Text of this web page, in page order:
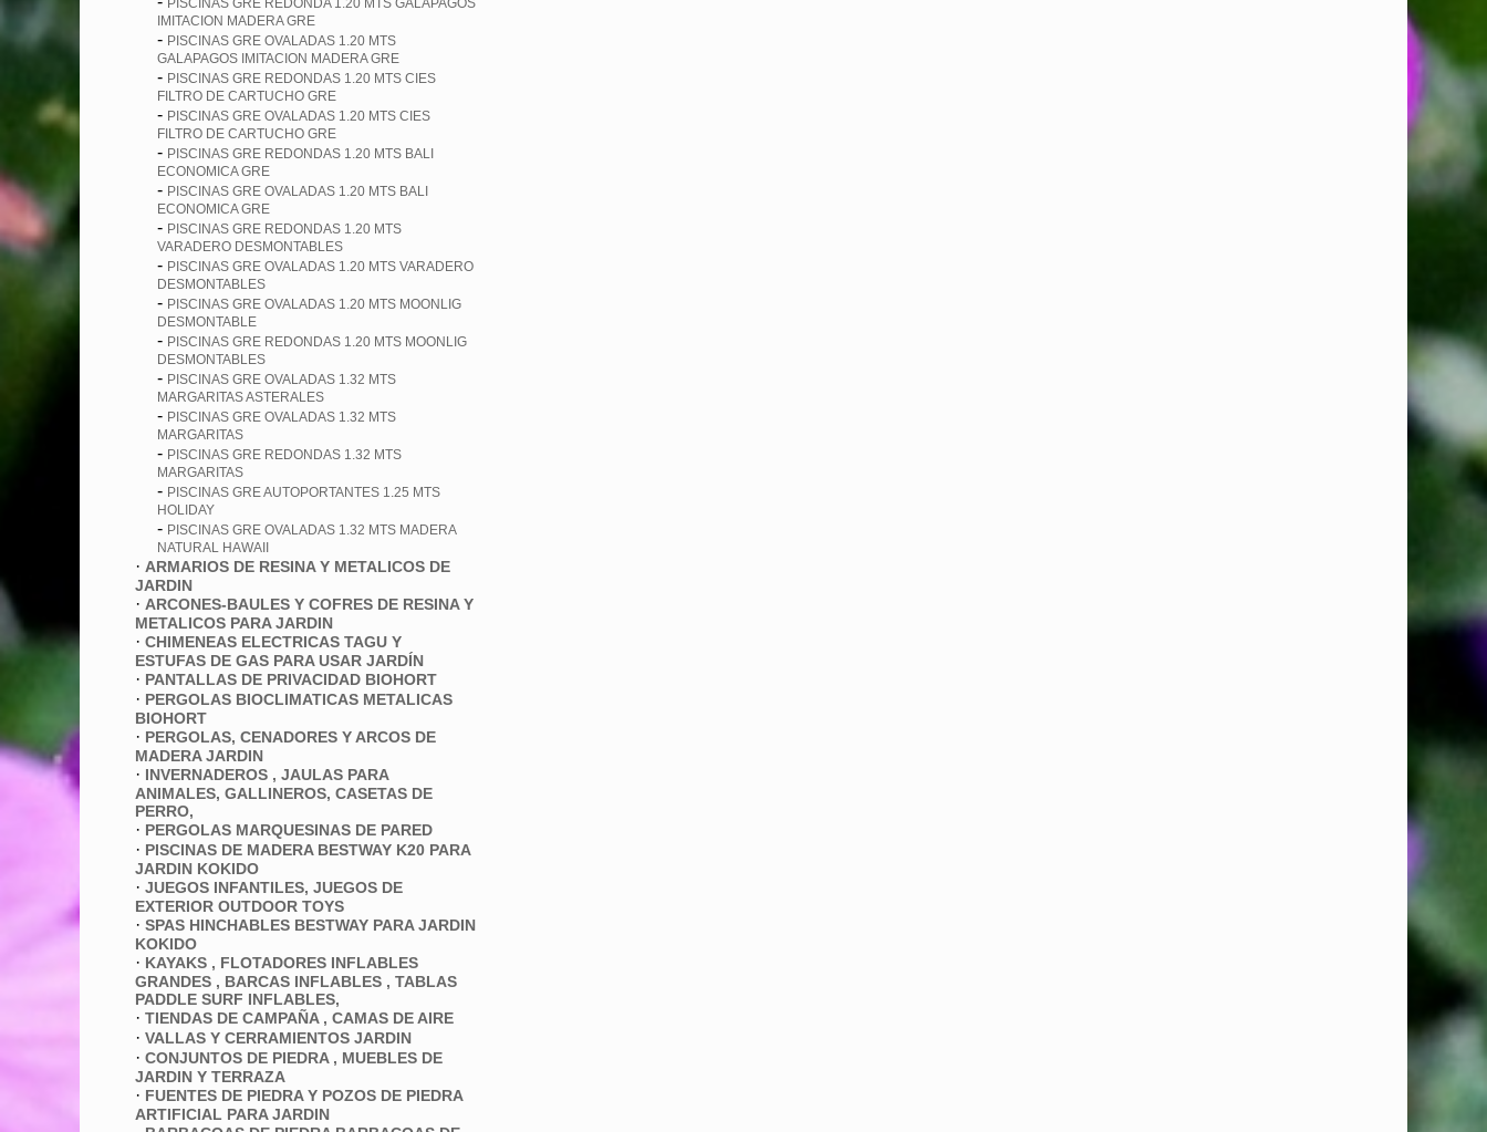
PISCINAS GRE REDONDA 1.20 MTS GALAPAGOS
IMITACION MADERA GRE
- PISCINAS GRE OVALADAS 1.20 MTS
GALAPAGOS IMITACION MADERA GRE
- PISCINAS GRE REDONDAS 1.20 MTS CIES
FILTRO DE CARTUCHO GRE
- PISCINAS GRE OVALADAS 1.20 MTS CIES
FILTRO DE CARTUCHO GRE
- PISCINAS GRE REDONDAS 1.20 MTS BALI
ECONOMICA GRE
- PISCINAS GRE OVALADAS 1.20 MTS BALI
ECONOMICA GRE
- PISCINAS GRE REDONDAS 1.20 MTS
VARADERO DESMONTABLES
- PISCINAS GRE OVALADAS 1.20 MTS VARADERO
DESMONTABLES
- PISCINAS GRE OVALADAS 1.20 MTS MOONLIG
DESMONTABLE
- PISCINAS GRE REDONDAS 1.20 MTS MOONLIG
DESMONTABLES
- PISCINAS GRE OVALADAS 1.32 MTS
MARGARITAS ASTERALES
- PISCINAS GRE OVALADAS 1.32 MTS
MARGARITAS
- PISCINAS GRE REDONDAS 1.32 MTS
MARGARITAS
- PISCINAS GRE AUTOPORTANTES 1.25 MTS
HOLIDAY
- PISCINAS GRE OVALADAS 1.32 MTS MADERA
NATURAL HAWAII
· ARMARIOS DE RESINA Y METALICOS DE
JARDIN
· ARCONES-BAULES Y COFRES DE RESINA Y
METALICOS PARA JARDIN
· CHIMENEAS ELECTRICAS TAGU Y
ESTUFAS DE GAS PARA USAR JARDÍN
· PANTALLAS DE PRIVACIDAD BIOHORT
· PERGOLAS BIOCLIMATICAS METALICAS
BIOHORT
· PERGOLAS, CENADORES Y ARCOS DE
MADERA JARDIN
· INVERNADEROS , JAULAS PARA
ANIMALES, GALLINEROS, CASETAS DE
PERRO,
· PERGOLAS MARQUESINAS DE PARED
· PISCINAS DE MADERA BESTWAY K20 PARA
JARDIN KOKIDO
· JUEGOS INFANTILES, JUEGOS DE
EXTERIOR OUTDOOR TOYS
· SPAS HINCHABLES BESTWAY PARA JARDIN
KOKIDO
· KAYAKS , FLOTADORES INFLABLES
GRANDES , BARCAS INFLABLES , TABLAS
PADDLE SURF INFLABLES,
· TIENDAS DE CAMPAÑA , CAMAS DE AIRE
· VALLAS Y CERRAMIENTOS JARDIN
· CONJUNTOS DE PIEDRA , MUEBLES DE
JARDIN Y TERRAZA
· FUENTES DE PIEDRA Y POZOS DE PIEDRA
ARTIFICIAL PARA JARDIN